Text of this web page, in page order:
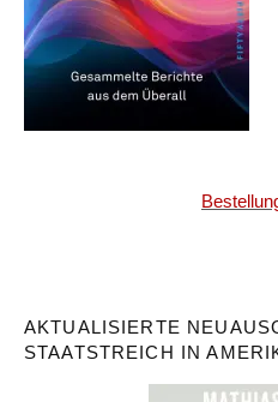
AKTUALISIERTE
STAATSTREICH IN